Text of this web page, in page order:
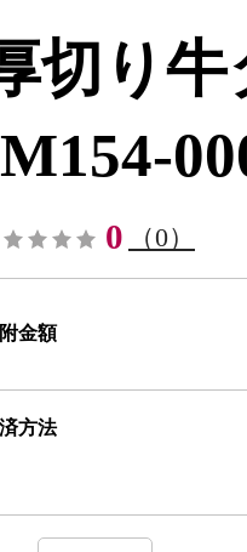
切り
0 （0）
金額
方法